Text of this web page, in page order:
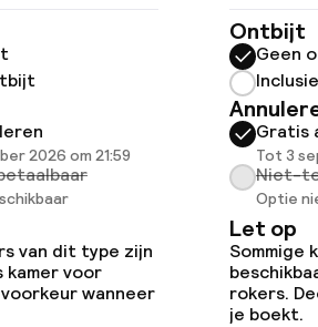
rokers beschikbaar
2026 om 21:59
van dit type zijn
kamer voor
wanneer
Ontbijt
Geen
Gratis
Tot 3
Niet-
Optie
Let op
Sommige
rokers.
je boekt.